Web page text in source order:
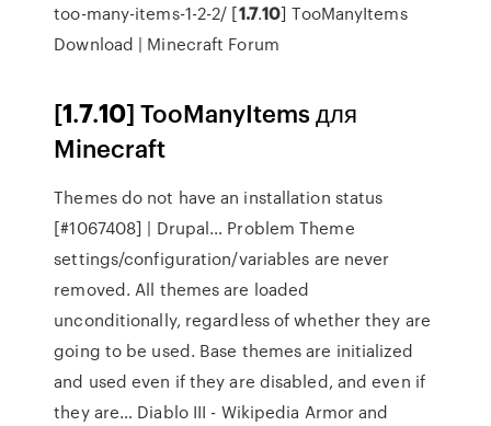
too-many-items-1-2-2/ [1.7.10] TooManyItems
Download | Minecraft Forum
[1.7.10] TooManyItems для
Minecraft
Themes do not have an installation status
[#1067408] | Drupal… Problem Theme
settings/configuration/variables are never
removed. All themes are loaded
unconditionally, regardless of whether they are
going to be used. Base themes are initialized
and used even if they are disabled, and even if
they are… Diablo III - Wikipedia Armor and